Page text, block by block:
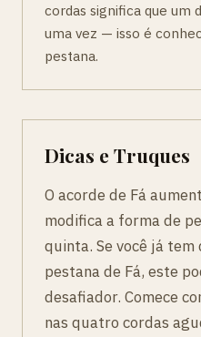
cordas significa que um
uma vez — isso é
pestana.
Dicas e Truques
O acorde de Fá
modifica a forma de
quinta. Se você já
pestana de Fá, este
desafiador. Comece
nas quatro cordas